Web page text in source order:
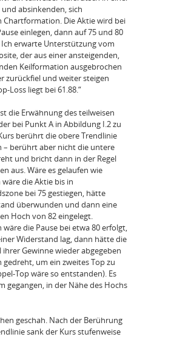
absinkenden, sich
Die Aktie wird bei
einlegen, dann auf 75 und 80
erwarte Unterstützung vom
der aus einer ansteigenden,
Keilformation ausgebrochen
zurückfiel und weiter steigen
Loss liegt bei 61.88.“
die Erwähnung des teilweisen
bei Punkt A in Abbildung I.2 zu
berührt die obere Trendlinie
– berührt aber nicht die untere
und bricht dann in der Regel
aus. Wäre es gelaufen wie
die Aktie bis in
bei 75 gestiegen, hätte
überwunden und dann eine
Hoch von 82 eingelegt.
wäre die Pause bei etwa 80 erfolgt,
Widerstand lag, dann hätte die
ihrer Gewinne wieder abgegeben
gedreht, um ein zweites Top zu
Top wäre so entstanden). Es
gegangen, in der Nähe des Hochs
geschah. Nach der Berührung
sank der Kurs stufenweise